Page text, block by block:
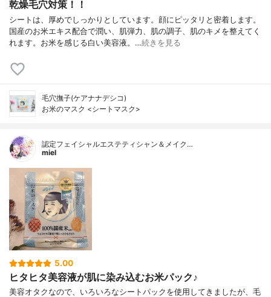
乾燥毛穴対策！！
シートは、厚めでしっかりとしています。顔にピッタリと密着します。
国産のお米エキス配合で潤い、肌弾力、肌の調子、肌のキメを整えてく
れます。お米を感じる白い美容液。…続きを見る
毛穴撫子(ケアナナデシコ)
お米のマスク <シートマスク>
認定フェイシャルエステティシャン＆メイク…
miel
5.00
ヒタヒタ美容液が肌に染み込むお米パック♪
美容オタクなので、いろいろなシートパックを使用してきましたが、毛